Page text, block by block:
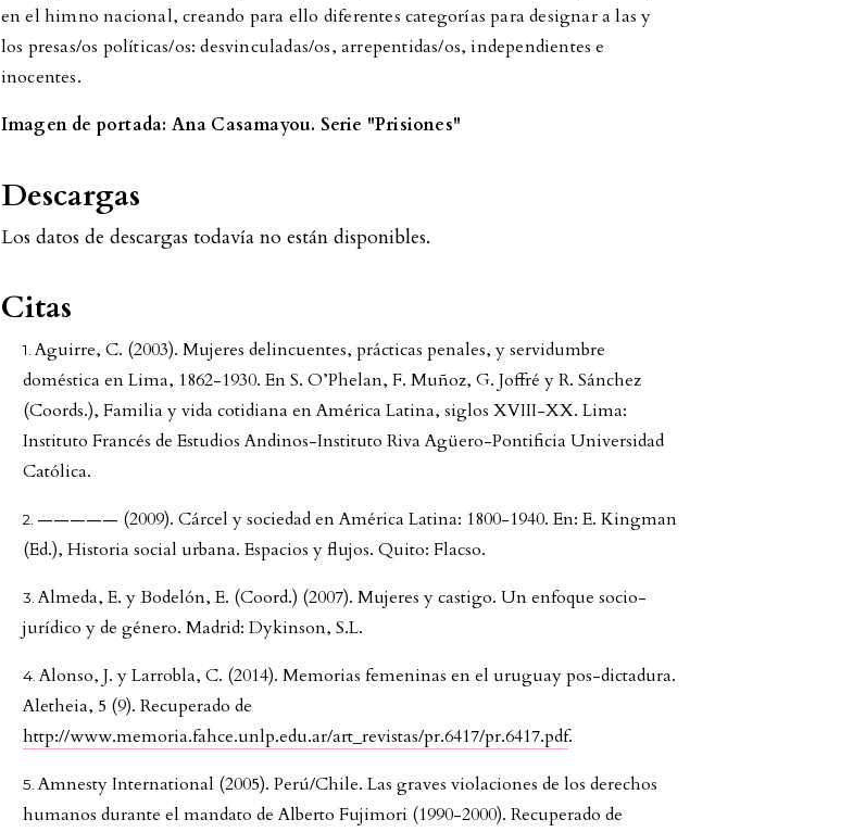
en el himno nacional, creando para ello diferentes categorías para designar a las y
los presas/os políticas/os: desvinculadas/os, arrepentidas/os, independientes e
inocentes.
Imagen de portada: Ana Casamayou. Serie "Prisiones"
Descargas
Los datos de descargas todavía no están disponibles.
Citas
Aguirre, C. (2003). Mujeres delincuentes, prácticas penales, y servidumbre
doméstica en Lima, 1862-1930. En S. O’Phelan, F. Muñoz, G. Joffré y R. Sánchez
(Coords.), Familia y vida cotidiana en América Latina, siglos XVIII-XX. Lima:
Instituto Francés de Estudios Andinos-Instituto Riva Agüero-Pontificia Universidad
Católica.
————— (2009). Cárcel y sociedad en América Latina: 1800-1940. En: E. Kingman
(Ed.), Historia social urbana. Espacios y flujos. Quito: Flacso.
Almeda, E. y Bodelón, E. (Coord.) (2007). Mujeres y castigo. Un enfoque socio-
jurídico y de género. Madrid: Dykinson, S.L.
Alonso, J. y Larrobla, C. (2014). Memorias femeninas en el uruguay pos-dictadura.
Aletheia, 5 (9). Recuperado de
http://www.memoria.fahce.unlp.edu.ar/art_revistas/pr.6417/pr.6417.pdf.
Amnesty International (2005). Perú/Chile. Las graves violaciones de los derechos
humanos durante el mandato de Alberto Fujimori (1990-2000). Recuperado de